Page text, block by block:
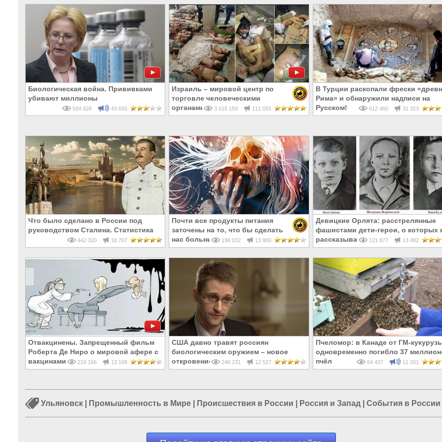
Биологическая война. Прививками
убивают миллионы
504 626 43 650
Израиль – мировой центр по
торговле человеческими
органами
3 015 159 111 055
В Турции раскопали фрески
Рима» и обнаружили надписи на
Русском!
612 460 31 323
Что было сделано в России под
руководством Сталина. Статистика
442 320 18 707
Почти все продукты питания
заточены на то, что бы сделать
нас больными и бесплодными
196 032 13 900
Девицкие Орлята: расстрелянные
фашистами дети-герои, о которых
рассказывают в школе
121 877 13 492
Отвакцинены. Запрещенный фильм
Роберта Де Ниро о мировой афере с
вакцинами
210 166 13 168
США давно травят россиян
биологическим оружием – новое
откровение Эдварда Сноудена
246 231 12 527
Пчеломор: в Канаде от ГМ-
одновременно погибло 37
пчёл
64 437 11 201
Ульяновск Промышленность в Мире Происшествия в России Россия и Запад События в России